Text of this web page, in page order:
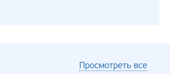
Просмотреть все